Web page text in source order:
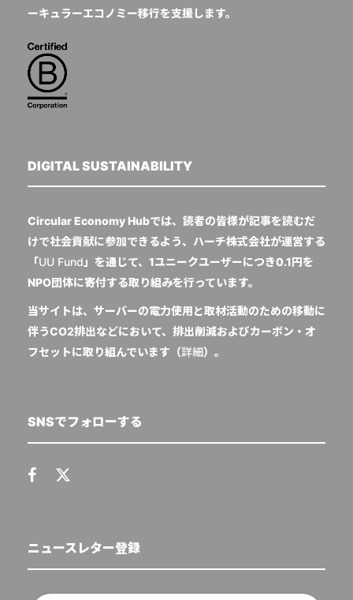
ーキュラーエコノミー移行を支援します。
DIGITAL SUSTAINABILITY
Circular Economy Hubでは、読者の皆様が記事を読むだ
けで社会貢献に参加できるよう、ハーチ株式会社が運営する
「UU Fund 」を通じて、1ユニークユーザーにつき0.1円を
NPO団体に寄付する取り組みを行っています。
当サイトは、サーバーの電力使用と取材活動のための移動に
伴うCO2排出などにおいて、排出削減およびカーボン・オ
フセットに取り組んでいます（詳細）。
SNSでフォローする
ニュースレター登録